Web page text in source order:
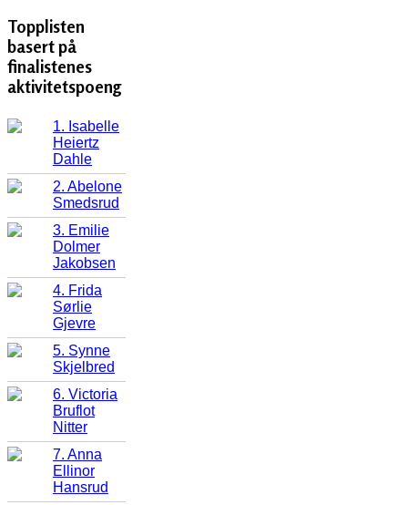
Topplisten
basert på
finalistenes
aktivitetspoeng
1. Isabelle
Heiertz
Dahle
2. Abelone
Smedsrud
3. Emilie
Dolmer
Jakobsen
4. Frida
Sørlie
Gjevre
5. Synne
Skjelbred
6. Victoria
Bruflot
Nitter
7. Anna
Ellinor
Hansrud